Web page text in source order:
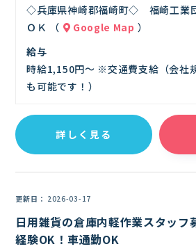
◇兵庫県神崎郡福崎町◇ 福崎工業
ＯＫ （
Google Map ）
給与
時給1,150円～ ※交通費支給（会社
も可能です！）
詳しく見る
更新日 2026-03-17
日用雑貨の倉庫内軽作業スタッフ
経験OK！車通勤OK